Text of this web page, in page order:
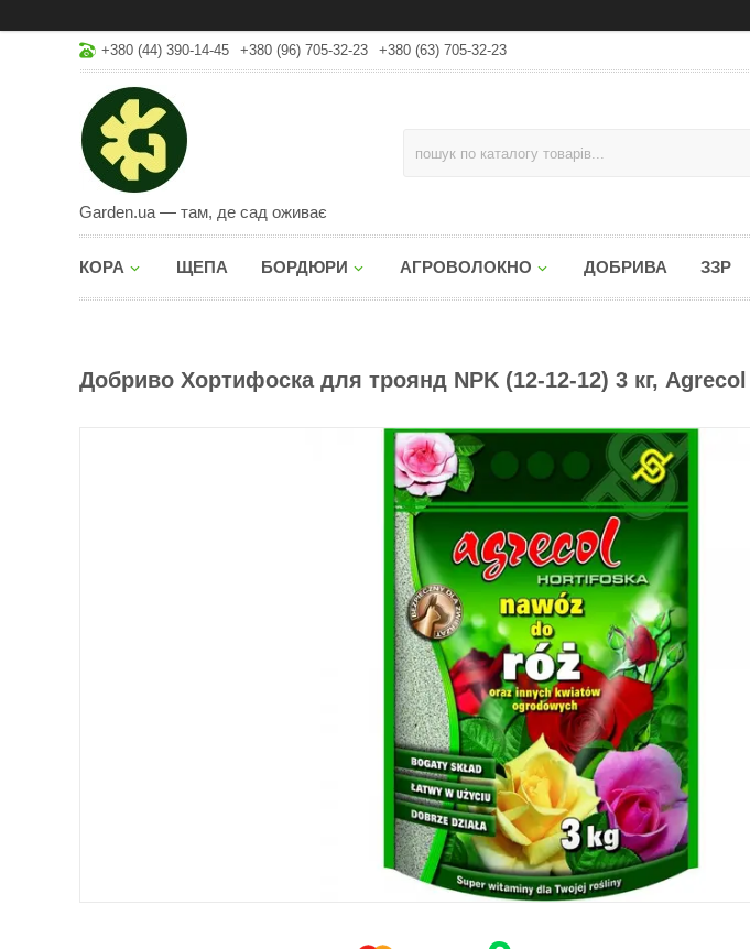
+380 (44) 390-14-45 +380 (96) 705-32-23 +380 (63) 705-32-23
Garden.ua — там, де сад оживає
КОРА ЩЕПА БОРДЮРИ АГРОВОЛОКНО ДОБРИВА ЗЗР
Добриво Хортифоска для троянд NPK (12-12-12) 3 кг, Agrecol